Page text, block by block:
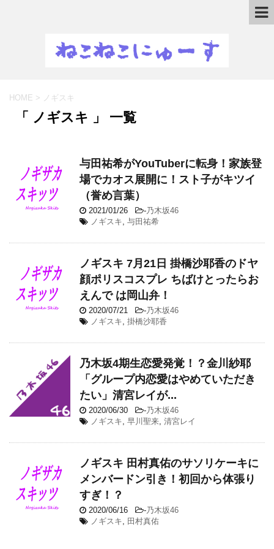
HOME > ノギスキ
「 ノギスキ 」 一覧
与田祐希がYouTuberに転身！家族登
場でカオス展開に！スト子がキツイ
（誉め言葉）
2021/01/26 -乃木坂46
ノギスキ 与田祐希
ノギスキ 7月21日 掛橋沙耶香のドヤ
顔ポリスコスプレ ちばけとったらお
えんで は岡山弁！
2020/07/21 -乃木坂46
ノギスキ 掛橋沙耶香
乃木坂4期生恋愛発覚！？金川紗耶
「グループ内恋愛はやめていただき
たい」清宮レイが...
2020/06/30 -乃木坂46
ノギスキ 早川聖来 清宮レイ
ノギスキ 田村真佑のサソリケーキに
メンバードン引き！初回から体張り
すぎ！？
2020/06/16 -乃木坂46
ノギスキ
田村真佑